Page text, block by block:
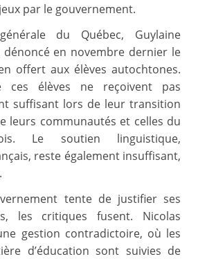
par le gouvernement.
du Québec, Guylaine
dénoncé en novembre dernier le
offert aux élèves autochtones.
ces élèves ne reçoivent pas
suffisant lors de leur transition
leurs communautés et celles du
Le soutien linguistique,
reste également insuffisant,
tente de justifier ses
les critiques fusent. Nicolas
gestion contradictoire, où les
d’éducation sont suivies de